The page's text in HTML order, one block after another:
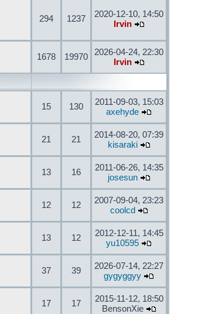
294 1237
2020-12-10, 14:50
Irvin
1678 19970
2026-04-24, 22:30
Irvin
15 130
2011-09-03, 15:03
axehyde
21 21
2014-08-20, 07:39
kisaraki
13 16
2011-06-26, 14:35
josesun
12 12
2007-09-04, 23:23
coolcd
13 12
2012-12-11, 14:45
yu10595
37 39
2026-07-14, 22:27
gygyggyy
17 17
2015-11-12, 18:50
BensonXie